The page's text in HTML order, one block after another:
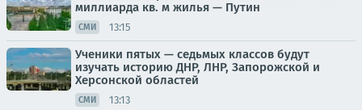
миллиарда кв. м жилья — Путин
СМИ 13:15
Ученики пятых — седьмых классов будут
изучать историю ДНР, ЛНР, Запорожской и
Херсонской областей
СМИ 13:13